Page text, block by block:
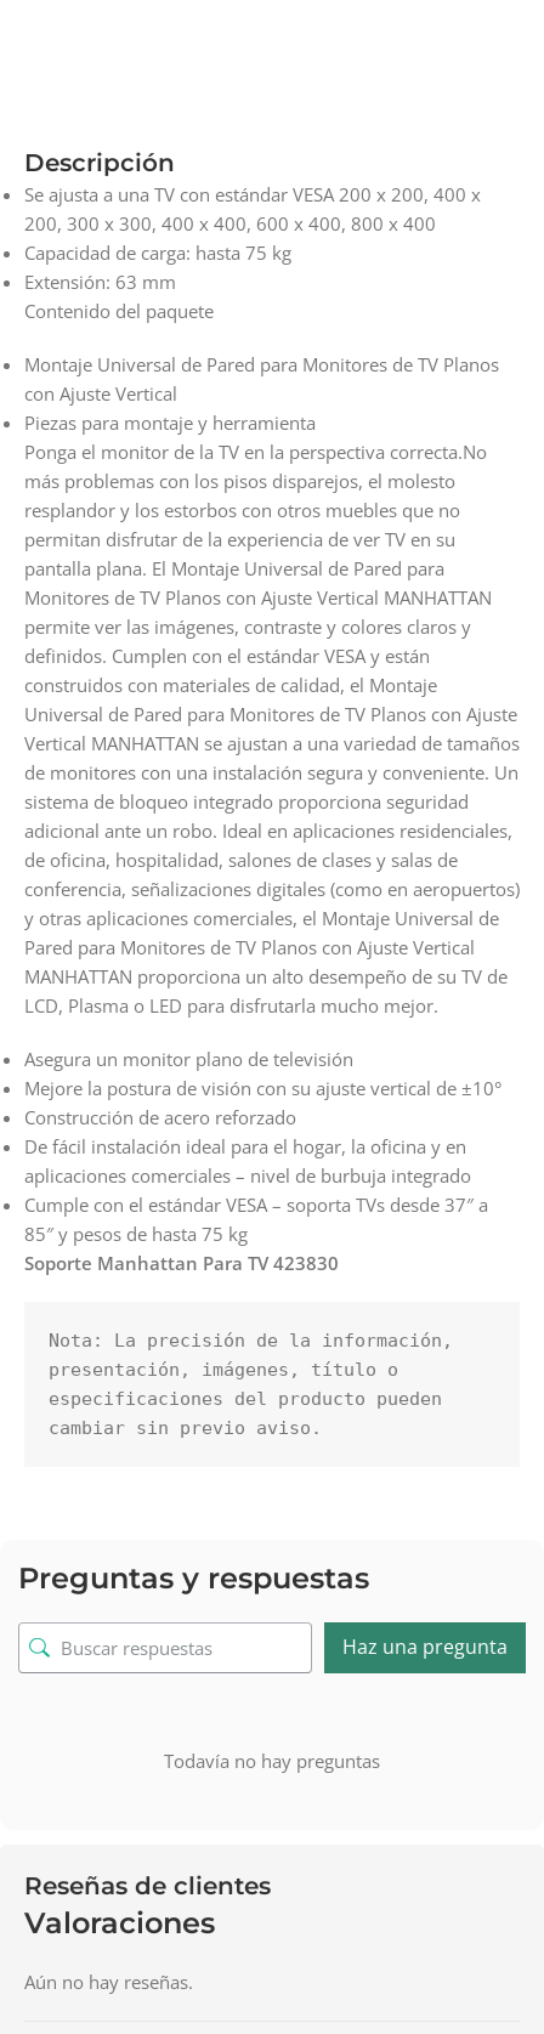
Descripción
Se ajusta a una TV con estándar VESA 200 x 200, 400 x
200, 300 x 300, 400 x 400, 600 x 400, 800 x 400
Capacidad de carga: hasta 75 kg
Extensión: 63 mm
Contenido del paquete
Montaje Universal de Pared para Monitores de TV Planos
con Ajuste Vertical
Piezas para montaje y herramienta
Ponga el monitor de la TV en la perspectiva correcta.No
más problemas con los pisos disparejos, el molesto
resplandor y los estorbos con otros muebles que no
permitan disfrutar de la experiencia de ver TV en su
pantalla plana. El Montaje Universal de Pared para
Monitores de TV Planos con Ajuste Vertical MANHATTAN
permite ver las imágenes, contraste y colores claros y
definidos. Cumplen con el estándar VESA y están
construidos con materiales de calidad, el Montaje
Universal de Pared para Monitores de TV Planos con Ajuste
Vertical MANHATTAN se ajustan a una variedad de tamaños
de monitores con una instalación segura y conveniente. Un
sistema de bloqueo integrado proporciona seguridad
adicional ante un robo. Ideal en aplicaciones residenciales,
de oficina, hospitalidad, salones de clases y salas de
conferencia, señalizaciones digitales (como en aeropuertos)
y otras aplicaciones comerciales, el Montaje Universal de
Pared para Monitores de TV Planos con Ajuste Vertical
MANHATTAN proporciona un alto desempeño de su TV de
LCD, Plasma o LED para disfrutarla mucho mejor.
Asegura un monitor plano de televisión
Mejore la postura de visión con su ajuste vertical de ±10°
Construcción de acero reforzado
De fácil instalación ideal para el hogar, la oficina y en
aplicaciones comerciales – nivel de burbuja integrado
Cumple con el estándar VESA – soporta TVs desde 37″ a
85″ y pesos de hasta 75 kg
Soporte Manhattan Para TV 423830
Nota: La precisión de la información,
presentación, imágenes, título o
especificaciones del producto pueden
cambiar sin previo aviso.
Preguntas y respuestas
Haz una pregunta
Todavía no hay preguntas
Reseñas de clientes
Valoraciones
Aún no hay reseñas.